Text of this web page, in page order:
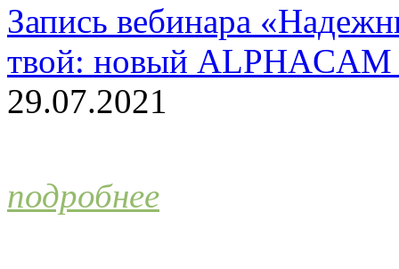
Запись вебинара
твой: новый ALPHACAM
29.07.2021
подробнее